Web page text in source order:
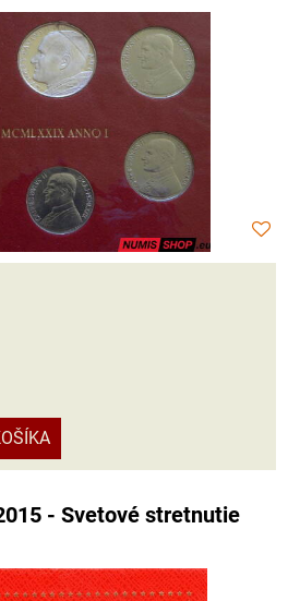
- Svetové stretnutie